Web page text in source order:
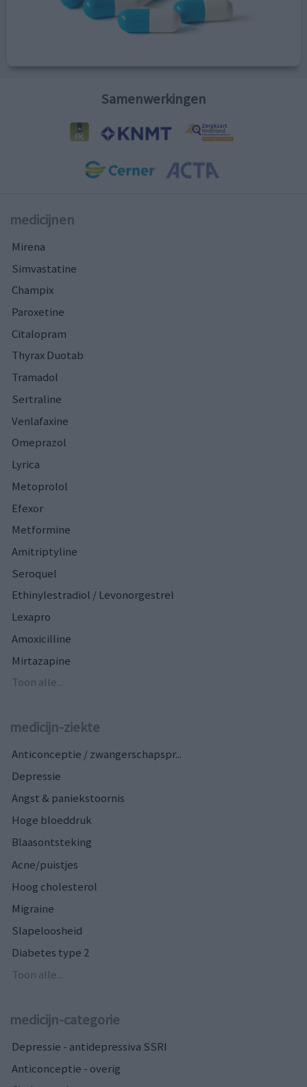
Samenwerkingen
medicijnen
Mirena
Simvastatine
Champix
Paroxetine
Citalopram
Thyrax Duotab
Tramadol
Sertraline
Venlafaxine
Omeprazol
Lyrica
Metoprolol
Efexor
Metformine
Amitriptyline
Seroquel
Ethinylestradiol / Levonorgestrel
Lexapro
Amoxicilline
Mirtazapine
Toon alle...
medicijn-ziekte
Anticonceptie / zwangerschapspr...
Depressie
Angst & paniekstoornis
Hoge bloeddruk
Blaasontsteking
Acne/puistjes
Hoog cholesterol
Migraine
Slapeloosheid
Diabetes type 2
Toon alle...
medicijn-categorie
Depressie - antidepressiva SSRI
Anticonceptie - overig